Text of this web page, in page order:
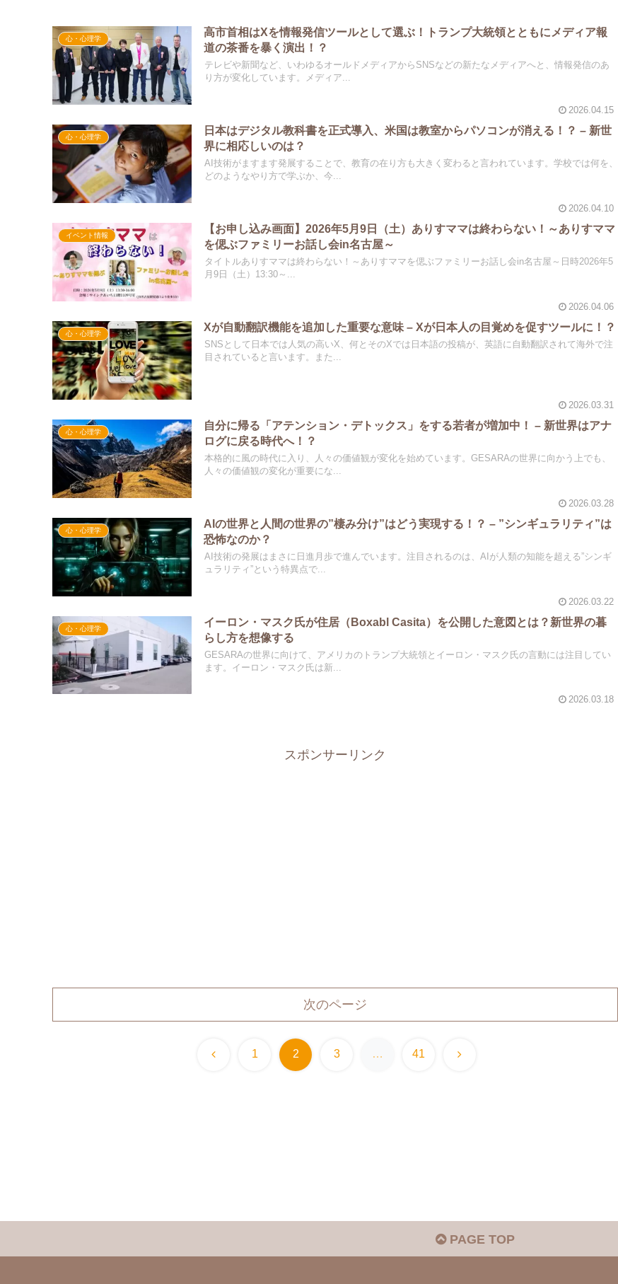
心・心理学
高市首相はXを情報発信ツールとして選ぶ！トランプ大統領とともにメディア報
道の茶番を暴く演出！？
テレビや新聞など、いわゆるオールドメディアからSNSなどの新たなメディアへと、情報発信のあ
り方が変化しています。メディア...
2026.04.15
心・心理学
日本はデジタル教科書を正式導入、米国は教室からパソコンが消える！？ – 新世
界に相応しいのは？
AI技術がますます発展することで、教育の在り方も大きく変わると言われています。学校では何を、
どのようなやり方で学ぶか、今...
2026.04.10
イベント情報
【お申し込み画面】2026年5月9日（土）ありすママは終わらない！～ありすママ
を偲ぶファミリーお話し会in名古屋～
タイトルありすママは終わらない！～ありすママを偲ぶファミリーお話し会in名古屋～日時2026年5
月9日（土）13:30～...
2026.04.06
心・心理学
Xが自動翻訳機能を追加した重要な意味 – Xが日本人の目覚めを促すツールに！？
SNSとして日本では人気の高いX、何とそのXでは日本語の投稿が、英語に自動翻訳されて海外で注
目されていると言います。また...
2026.03.31
心・心理学
自分に帰る「アテンション・デトックス」をする若者が増加中！ – 新世界はアナ
ログに戻る時代へ！？
本格的に風の時代に入り、人々の価値観が変化を始めています。GESARAの世界に向かう上でも、
人々の価値観の変化が重要にな...
2026.03.28
心・心理学
AIの世界と人間の世界の”棲み分け”はどう実現する！？ – ”シンギュラリティ”は
恐怖なのか？
AI技術の発展はまさに日進月歩で進んでいます。注目されるのは、AIが人類の知能を超える”シンギ
ュラリティ”という特異点で...
2026.03.22
心・心理学
イーロン・マスク氏が住居（Boxabl Casita）を公開した意図とは？新世界の暮
らし方を想像する
GESARAの世界に向けて、アメリカのトランプ大統領とイーロン・マスク氏の言動には注目してい
ます。イーロン・マスク氏は新...
2026.03.18
スポンサーリンク
次のページ
前 1 2 3 … 41 次
PAGE TOP